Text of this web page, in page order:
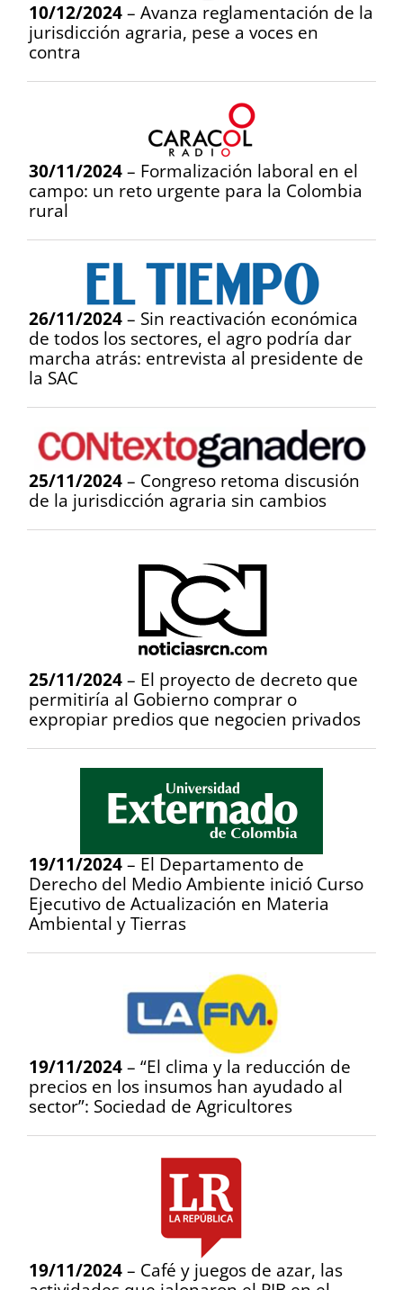
10/12/2024 – Avanza reglamentación de la
jurisdicción agraria, pese a voces en
contra
30/11/2024 – Formalización laboral en el
campo: un reto urgente para la Colombia
rural
26/11/2024 – Sin reactivación económica
de todos los sectores, el agro podría dar
marcha atrás: entrevista al presidente de
la SAC
25/11/2024 – Congreso retoma discusión
de la jurisdicción agraria sin cambios
25/11/2024 – El proyecto de decreto que
permitiría al Gobierno comprar o
expropiar predios que negocien privados
19/11/2024 – El Departamento de
Derecho del Medio Ambiente inició Curso
Ejecutivo de Actualización en Materia
Ambiental y Tierras
19/11/2024 – “El clima y la reducción de
precios en los insumos han ayudado al
sector”: Sociedad de Agricultores
19/11/2024 – Café y juegos de azar, las